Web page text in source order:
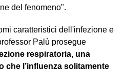
del fenomeno".
caratteristici dell'infezione e
Palù prosegue
respiratoria, una
che l’influenza solitamente